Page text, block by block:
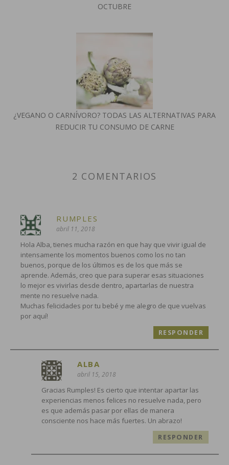
OCTUBRE
¿VEGANO O CARNÍVORO? TODAS LAS ALTERNATIVAS PARA
REDUCIR TU CONSUMO DE CARNE
2 COMENTARIOS
RUMPLES
abril 11, 2018
Hola Alba, tienes mucha razón en que hay que vivir igual de
intensamente los momentos buenos como los no tan
buenos, porque de los últimos es de los que más se
aprende. Además, creo que para superar esas situaciones
lo mejor es vivirlas desde dentro, apartarlas de nuestra
mente no resuelve nada.
Muchas felicidades por tu bebé y me alegro de que vuelvas
por aquí!
RESPONDER
ALBA
abril 15, 2018
Gracias Rumples! Es cierto que intentar apartar las
experiencias menos felices no resuelve nada, pero
es que además pasar por ellas de manera
consciente nos hace más fuertes. Un abrazo!
RESPONDER